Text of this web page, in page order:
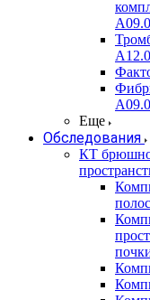
Еще
Обследования
КТ